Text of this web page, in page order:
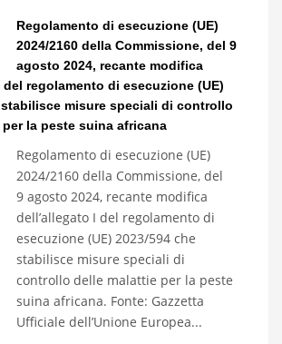
Regolamento di esecuzione (UE)
2024/2160 della Commissione, del 9
agosto 2024, recante modifica
del regolamento di esecuzione (UE)
stabilisce misure speciali di controllo
la peste suina africana
Regolamento di esecuzione (UE)
2024/2160 della Commissione, del
9 agosto 2024, recante modifica
dell’allegato I del regolamento di
esecuzione (UE) 2023/594 che
stabilisce misure speciali di
controllo delle malattie per la peste
suina africana. Fonte: Gazzetta
Ufficiale dell’Unione Europea...